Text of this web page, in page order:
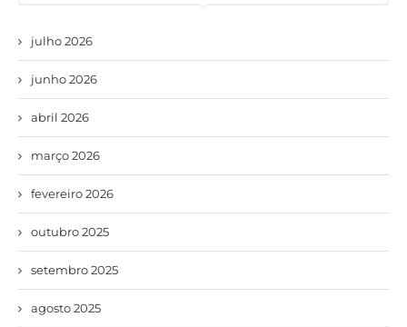
julho 2026
junho 2026
abril 2026
março 2026
fevereiro 2026
outubro 2025
setembro 2025
agosto 2025